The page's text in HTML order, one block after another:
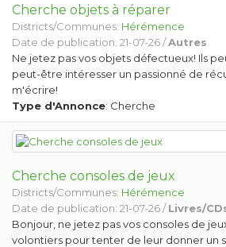
Cherche objets à réparer
Districts/Communes: Hérémence
Date de publication: 21-07-26 /Autres
Ne jetez pas vos objets défectueux! Ils
peut-être intéresser un passionné de
m'écrire!
Type d'Annonce: Cherche
Cherche consoles de jeux
Districts/Communes: Hérémence
Date de publication: 21-07-26 /Livres/
Bonjour, ne jetez pas vos consoles de
volontiers pour tenter de leur donner un